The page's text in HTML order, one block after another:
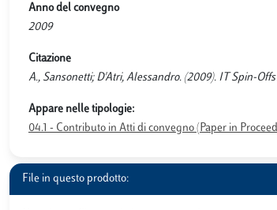
Anno del convegno
2009
Citazione
A., Sansonetti; D'Atri, Alessandro. (2009). IT Spin-
Appare nelle tipologie:
04.1 - Contributo in Atti di convegno (Paper in
File in questo prodotto: